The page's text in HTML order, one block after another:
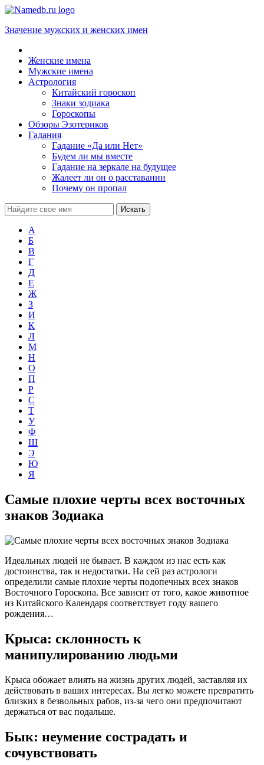
Значение мужских и женских имен
Женские имена
Мужские имена
Астрология
Китайский гороскоп
Знаки зодиака
Гороскопы
Обзоры Эзотериков
Гадания
Гадание «Да или Нет»
Будем ли мы вместе
Гадание на зеркале на будущее
Жалеет ли он о расставании
Почему он пропал
А
Б
В
Г
Д
Е
Ж
З
И
К
Л
М
Н
О
П
Р
С
Т
У
Ф
Ш
Э
Ю
Я
Самые плохие черты всех восточных
знаков Зодиака
Идеальных людей не бывает. В каждом из нас есть как
достоинства, так и недостатки. На сей раз астрологи
определили самые плохие черты подопечных всех знаков
Восточного Гороскопа. Все зависит от того, какое животное
из Китайского Календаря соответствует году вашего
рождения…
Крыса: склонность к
манипулированию людьми
Крыса обожает влиять на жизнь других людей, заставляя их
действовать в ваших интересах. Вы легко можете превратить
близких в безвольных рабов, из-за чего они предпочитают
держаться от вас подальше.
Бык: неумение сострадать и
сочувствовать